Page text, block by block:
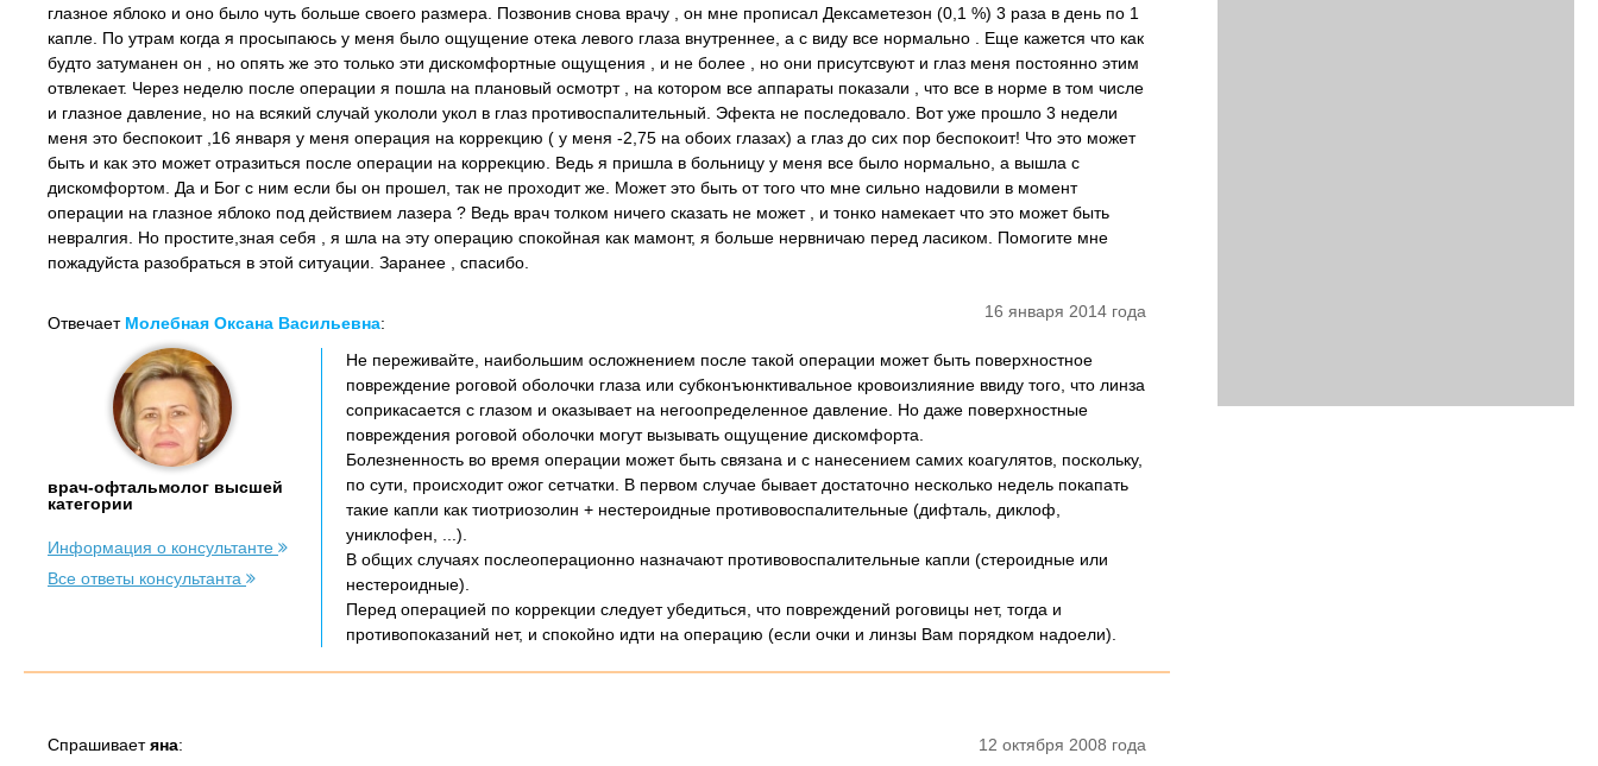
глазное яблоко и оно было чуть больше своего размера. Позвонив снова врачу , он мне прописал Дексаметезон (0,1 %) 3 раза в день по 1
капле. По утрам когда я просыпаюсь у меня было ощущение отека левого глаза внутреннее, а с виду все нормально . Еще кажется что как
будто затуманен он , но опять же это только эти дискомфортные ощущения , и не более , но они присутсвуют и глаз меня постоянно этим
отвлекает. Через неделю после операции я пошла на плановый осмотрт , на котором все аппараты показали , что все в норме в том числе
и глазное давление, но на всякий случай укололи укол в глаз противоспалительный. Эфекта не последовало. Вот уже прошло 3 недели
меня это беспокоит ,16 января у меня операция на коррекцию ( у меня -2,75 на обоих глазах) а глаз до сих пор беспокоит! Что это может
быть и как это может отразиться после операции на коррекцию. Ведь я пришла в больницу у меня все было нормально, а вышла с
дискомфортом. Да и Бог с ним если бы он прошел, так не проходит же. Может это быть от того что мне сильно надовили в момент
операции на глазное яблоко под действием лазера ? Ведь врач толком ничего сказать не может , и тонко намекает что это может быть
невралгия. Но простите,зная себя , я шла на эту операцию спокойная как мамонт, я больше нервничаю перед ласиком. Помогите мне
пожадуйста разобраться в этой ситуации. Заранее , спасибо.
16 января 2014 года
Отвечает Молебная Оксана Васильевна:
врач-офтальмолог высшей
категории
Информация о консультанте
Все ответы консультанта
Не переживайте, наибольшим осложнением после такой операции может быть поверхностное
повреждение роговой оболочки глаза или субконъюнктивальное кровоизлияние ввиду того, что линза
соприкасается с глазом и оказывает на негоопределенное давление. Но даже поверхностные
повреждения роговой оболочки могут вызывать ощущение дискомфорта.
Болезненность во время операции может быть связана и с нанесением самих коагулятов, поскольку,
по сути, происходит ожог сетчатки. В первом случае бывает достаточно несколько недель покапать
такие капли как тиотриозолин + нестероидные противовоспалительные (дифталь, диклоф,
униклофен, ...).
В общих случаях послеоперационно назначают противовоспалительные капли (стероидные или
нестероидные).
Перед операцией по коррекции следует убедиться, что повреждений роговицы нет, тогда и
противопоказаний нет, и спокойно идти на операцию (если очки и линзы Вам порядком надоели).
12 октября 2008 года
Спрашиваетяна: